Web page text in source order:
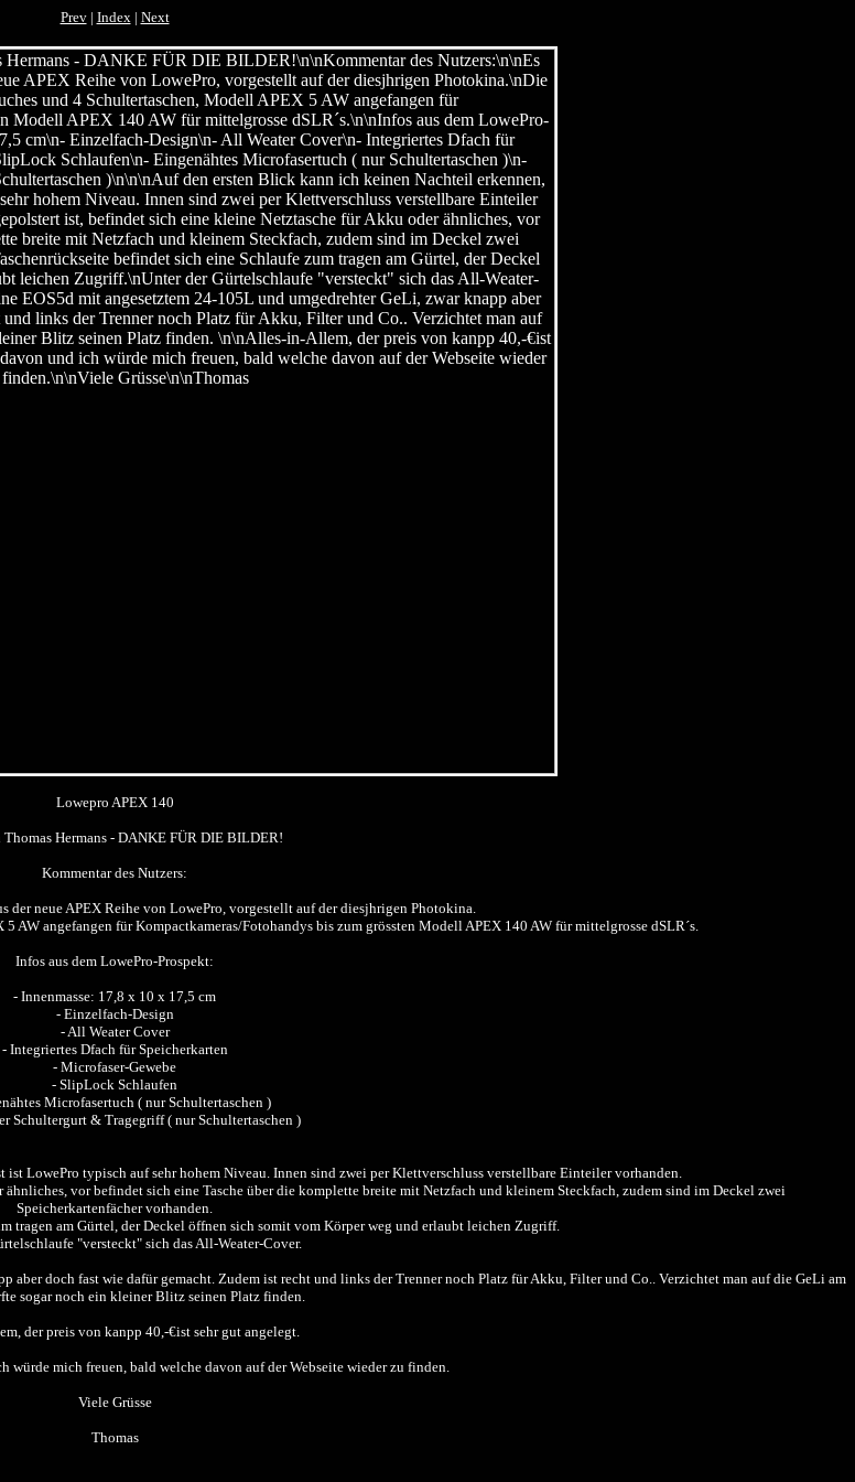
Prev| Index| Next
Lowepro APEX 140
Hermans - DANKE FÜR DIE BILDER!
Kommentar des Nutzers:
der neue APEX Reihe von LowePro, vorgestellt auf der diesjhrigen Photokina.
AW angefangen für Kompactkameras/Fotohandys bis zum grössten Modell APEX 140 AW für mittelgrosse dSLR´s.
Infos aus dem LowePro-Prospekt:
- Innenmasse: 17,8 x 10 x 17,5 cm
- Einzelfach-Design
- All Weater Cover
- Integriertes Dfach für Speicherkarten
- Microfaser-Gewebe
- SlipLock Schlaufen
Microfasertuch ( nur Schultertaschen )
Schultergurt & Tragegriff ( nur Schultertaschen )
LowePro typisch auf sehr hohem Niveau. Innen sind zwei per Klettverschluss verstellbare Einteiler vorhanden.
vor befindet sich eine Tasche über die komplette breite mit Netzfach und kleinem Steckfach, zudem sind im Deckel zwei
Speicherkartenfächer vorhanden.
tragen am Gürtel, der Deckel öffnen sich somit vom Körper weg und erlaubt leichen Zugriff.
"versteckt" sich das All-Weater-Cover.
aber doch fast wie dafür gemacht. Zudem ist recht und links der Trenner noch Platz für Akku, Filter und Co.. Verzichtet man auf die GeLi am
sogar noch ein kleiner Blitz seinen Platz finden.
der preis von kanpp 40,-€ist sehr gut angelegt.
mich freuen, bald welche davon auf der Webseite wieder zu finden.
Viele Grüsse
Thomas